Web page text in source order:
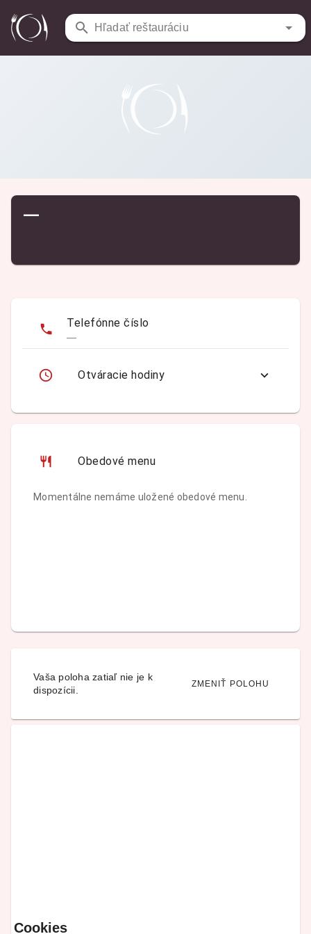
Hľadať reštauráciu
Reštaurácie /
—
Telefónne číslo
—
Otváracie hodiny
Obedové menu
Momentálne nemáme uložené obedové menu.
Vaša poloha zatiaľ nie je k
dispozícii.
ZMENIŤ POLOHU
Cookies